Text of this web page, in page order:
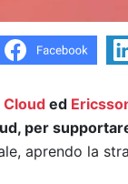
Cloud ed
per
aprendo la